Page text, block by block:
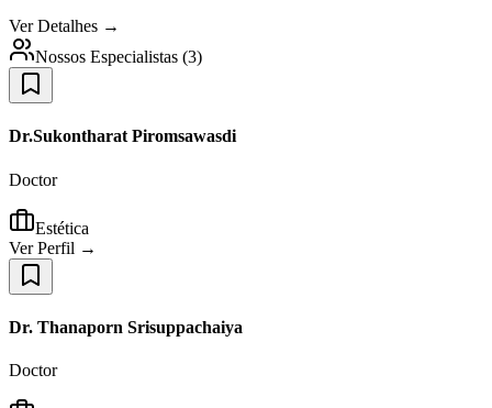
Ver Detalhes →
Nossos Especialistas (3)
Dr.Sukontharat Piromsawasdi
Doctor
Estética
Ver Perfil →
Dr. Thanaporn Srisuppachaiya
Doctor